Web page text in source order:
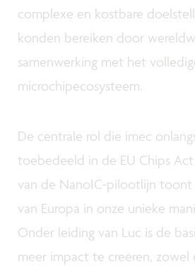
complexe en kostbare
konden bereiken door
samenwerking met het
microchipecosysteem.
De centrale rol die imec
toebedeeld in de EU Chips
van de NanoIC-pilootlijn
van Europa in onze unieke
Onder leiding van Luc is de
meer impact te creëren,